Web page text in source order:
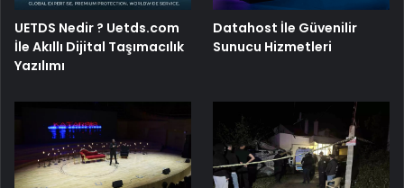
UETDS Nedir ? Uetds.com
İle Akıllı Dijital Taşımacılık
Yazılımı
Datahost İle Güvenilir
Sunucu Hizmetleri